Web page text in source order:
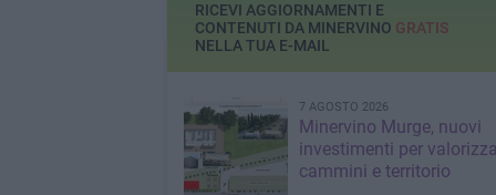
RICEVI AGGIORNAMENTI E
CONTENUTI DA MINERVINO GRATIS
NELLA TUA E-MAIL
7 AGOSTO 2026
Minervino Murge, nuovi
investimenti per
cammini e territorio